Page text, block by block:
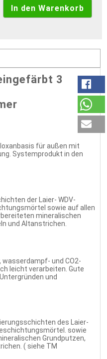
3
für außen mit
Systemprodukt in den
der Laier- WDV-
sowie auf allen
mineralischen
und Altanstrichen.
und CO2-
leicht verarbeiten. Gute
und
des Laier-
sowie
Grundputzen,
( siehe TM